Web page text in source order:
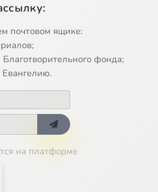
почтовом ящике:
фонда;
на платформе